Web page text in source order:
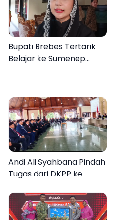
Bupati Brebes Tertarik
Belajar ke Sumenep
Andi Ali Syahbana Pindah
Tugas dari DKPP ke